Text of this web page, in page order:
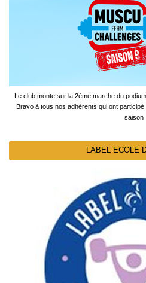
Le club monte sur la 2ème marche du
Bravo à tous nos adhérents qui ont
saison
LABEL ECOLE